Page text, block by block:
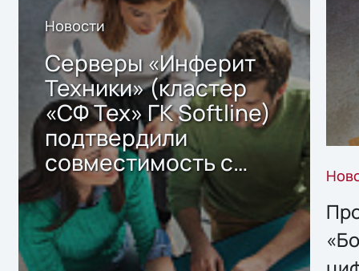
Новости
Серверы «Инферит
Техники» (кластер
«СФ Тех» ГК Softline)
подтвердили
совместимость с
решением Sharx
Storage 2.x для
хранения данных